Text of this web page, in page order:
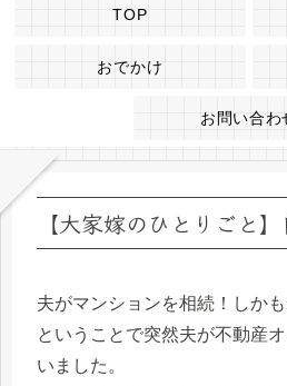
TOP
おでかけ
お問い合わ
【大家嫁のひとりごと
夫がマンションを相続！しか
ということで突然夫が不動産
いました。